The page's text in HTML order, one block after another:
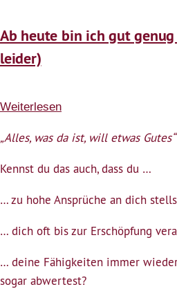
Ab heute bin ich gut
leider)
Weiterlesen
heute
gut
(entfällt
leider)
„Alles, was da ist, will etwas
Kennst du das auch, dass du …
… zu hohe Ansprüche an dich
… dich oft bis zur Erschöpfung
… deine Fähigkeiten immer
sogar abwertest?